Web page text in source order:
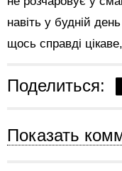
навіть у будній
щось справді
Поделиться:
Показать